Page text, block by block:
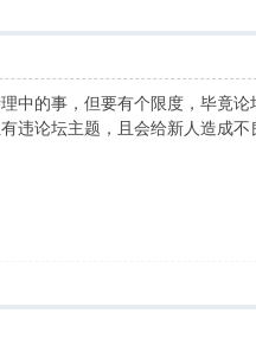
中的事，但要有个限度，毕竟论
违论坛主题，且会给新人造成不